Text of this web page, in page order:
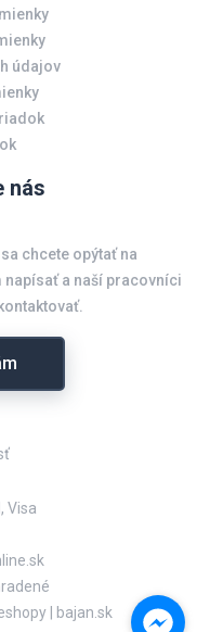
údajov
nás
chcete opýtať na
a naší pracovníci
bajan.sk